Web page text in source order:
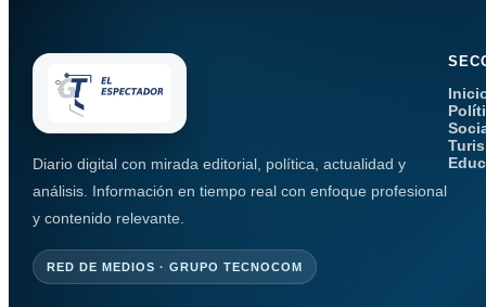
Diario digital con mirada editorial, política, actualidad y
análisis. Información en tiempo real con enfoque profesional
y contenido relevante.
RED DE MEDIOS · GRUPO TECNOCOM